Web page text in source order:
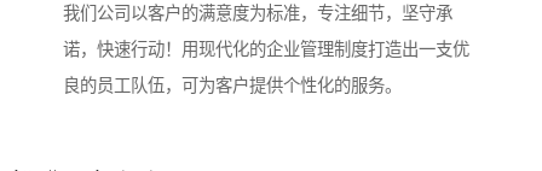
我们公司以客户的满意度为标准，专注细节，坚守承
诺，快速行动！用现代化的企业管理制度打造出一支优
良的员工队伍，可为客户提供个性化的服务。